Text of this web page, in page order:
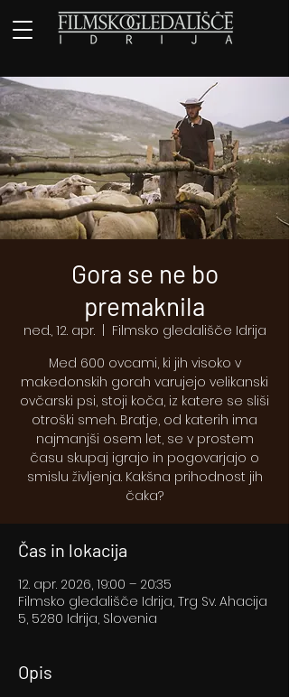
Gora se ne bo
premaknila
ned., 12. apr.
  |
Filmsko gledališče Idrija
Med 600 ovcami, ki jih visoko v
makedonskih gorah varujejo velikanski
ovčarski psi, stoji koča, iz katere se sliši
otroški smeh. Bratje, od katerih ima
najmanjši osem let, se v prostem
času skupaj igrajo in pogovarjajo o
smislu življenja. Kakšna prihodnost jih
čaka?
Čas in lokacija
12. apr. 2026, 19:00 – 20:35
Filmsko gledališče Idrija, Trg Sv. Ahacija
5, 5280 Idrija, Slovenia
Opis